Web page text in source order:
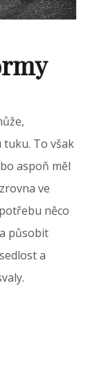
To však
aspoň měl
ve
něco
působit
a